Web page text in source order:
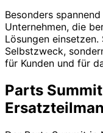
Besonders
Unternehmen, die
Lösungen
Selbstzweck,
für Kunden und für
Parts